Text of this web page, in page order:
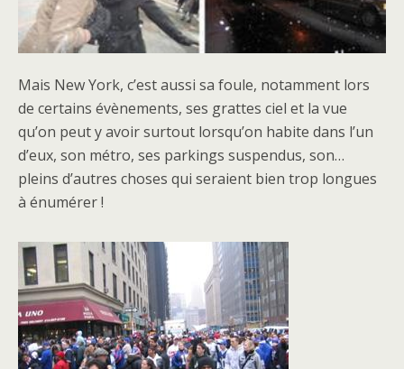
Mais New York, c’est aussi sa foule, notamment lors
de certains évènements, ses grattes ciel et la vue
qu’on peut y avoir surtout lorsqu’on habite dans l’un
d’eux, son métro, ses parkings suspendus, son…
pleins d’autres choses qui seraient bien trop longues
à énumérer !